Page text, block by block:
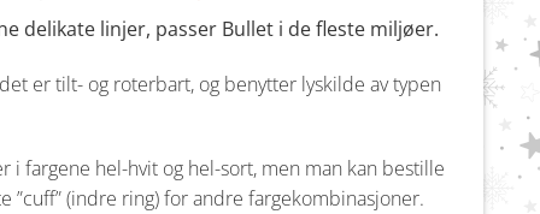
pris
var:
kr 2.199,00.
pris
er:
kr 1.999,00.
delikate linjer, passer Bullet i de fleste miljøer.
er tilt- og roterbart, og benytter lyskilde av typen
i fargene hel-hvit og hel-sort, men man kan bestille
”cuff” (indre ring) for andre fargekombinasjoner.